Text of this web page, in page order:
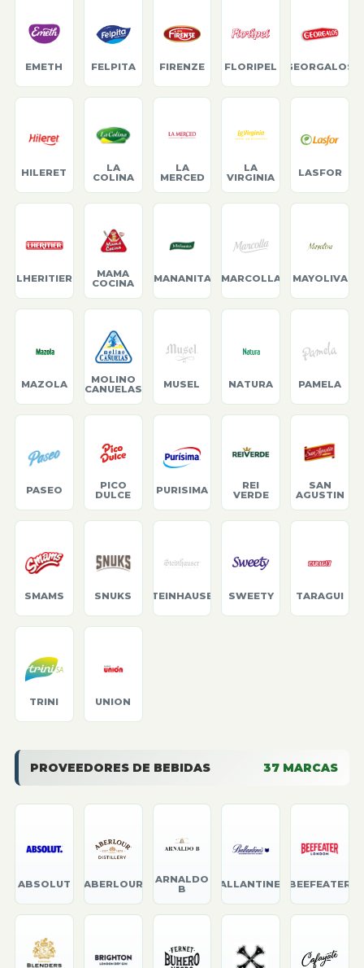
EMETH FELPITA FIRENZE FLORIPEL GEORGALOS
HILERET
LA
COLINA
LA
MERCED
LA
VIRGINIA
LASFOR
LHERITIER
MAMA
COCINA
MANANITA MARCOLLA MAYOLIVA
MAZOLA
MOLINO
CANUELAS
MUSEL NATURA PAMELA
PASEO
PICO
DULCE
PURISIMA
REI
VERDE
SAN
AGUSTIN
SMAMS SNUKS STEINHAUSER SWEETY TARAGUI
TRINI UNION
PROVEEDORES DE BEBIDAS 37 MARCAS
ABSOLUT ABERLOUR
ARNALDO
B
BALLANTINE'S BEEFEATER